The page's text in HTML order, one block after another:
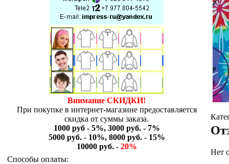
Внимание СКИДКИ!
При покупке в интернет-магазине предоставляется
скидка от суммы заказа.
1000 руб - 5%, 3000 руб. - 7%
5000 руб. - 10%, 8000 руб. - 15%
10000 руб. - 20%
Способы оплаты:
Нет